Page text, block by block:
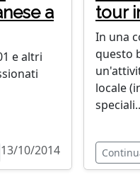
a
e altri
13/10/2014
tour
In una
questo
locale